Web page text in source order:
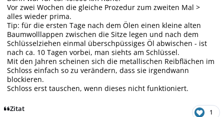
Vor zwei Wochen die gleiche Prozedur zum zweiten Mal >
alles wieder prima.
Tip: für die ersten Tage nach dem Ölen einen kleine alten
Baumwolllappen zwischen die Sitze legen und nach dem
Schlüsselziehen einmal überschpüssiges Öl abwischen - ist
nach ca. 10 Tagen vorbei, man siehts am Schlüssel.
Mit den Jahren scheinen sich die metallischen Reibflächen im
Schloss einfach so zu verändern, dass sie irgendwann
blockieren.
Schloss erst tauschen, wenn dieses nicht funktioniert.
Zitat 1